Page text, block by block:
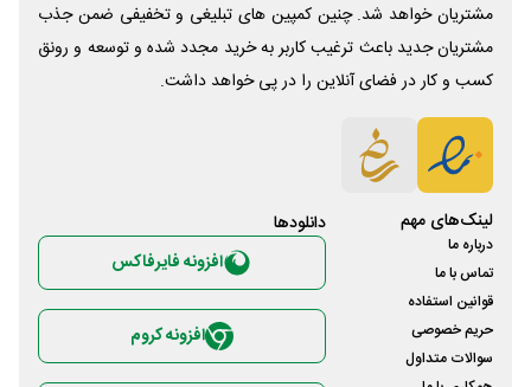
مشتریان خواهد شد. چنین کمپین های تبلیغی و تخفیفی ضمن جذب
مشتریان جدید باعث ترغیب کاربر به خرید مجدد شده و توسعه و رونق
کسب و کار در فضای آنلاین را در پی خواهد داشت.
لینک‌های مهم
درباره ما
تماس با ما
قوانین استفاده
حریم خصوصی
سوالات متداول
دانلود‌ها
افزونه فایرفاکس
افزونه کروم